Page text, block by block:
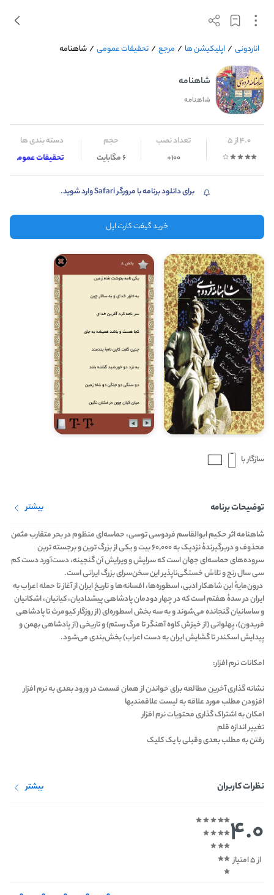
اناردونی / اپلیکیشن ها / مرجع /تحقیقات عمومی /شاهنامه
شاهنامه
شاهنامه
4.0 از 5 تعداد نصب
100+
حجم
6 مگابایت
دسته بندی ها
تحقیقات عمومی
برای دانلود برنامه با مرورگر Safari وارد شوید.
خرید گیفت کارت اپل
سازگار با
توضیحات برنامه بیشتر
شاهنامه اثر حکیم ابوالقاسم فردوسی توسی، حماسه‌ای منظوم در بحر متقارب مثمن
محذوف و دربرگیرندهٔ نزدیک به ۶۰٬۰۰۰ بیت و یکی از بزرگ ‌ترین و برجسته ‌ترین
سروده‌های حماسه‌ای جهان است که سرایش و ویرایش آن گنجینه، دست‌آورد دست کم
سی سال رنج و تلاش خستگی‌ناپذیر این سخن‌سرای بزرگ ایرانی است.
درون‌مایهٔ این شاهکار ادبی، اسطوره‌ها، افسانه‌ها و تاریخ ایران از آغاز تا حمله اعراب به
ایران در سدهٔ هفتم است که در چهار دودمان پادشاهی پیشدادیان، کیانیان، اشکانیان
و ساسانیان گنجانده می‌شوند و به سه بخش اسطوره‌ای (از روزگار کیومرث تا پادشاهی
فریدون)، پهلوانی (از خیزش کاوه آهنگر تا مرگ رستم) و تاریخی (از پادشاهی بهمن و
پیدایش اسکندر تا گشایش ایران به دست اعراب) بخش‌بندی می‌شود.
امکانات نرم افزار:
نشانه گذاری آخرین مطالعه برای خواندن از همان قسمت در ورود بعدی به نرم افزار
افزودن مطلب مورد علاقه به لیست علاقمندیها
امکان به اشتراک گذاری محتویات نرم افزار
تغییر اندازه قلم
رفتن به مطلب بعدی وقبلی با یک کلیک
نظرات کاربران بیشتر
4.0
از 5 امتیاز